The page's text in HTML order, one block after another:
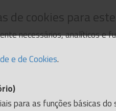
de cookies para
necessários, analíticos e
e de Cookies.
para as funções básicas